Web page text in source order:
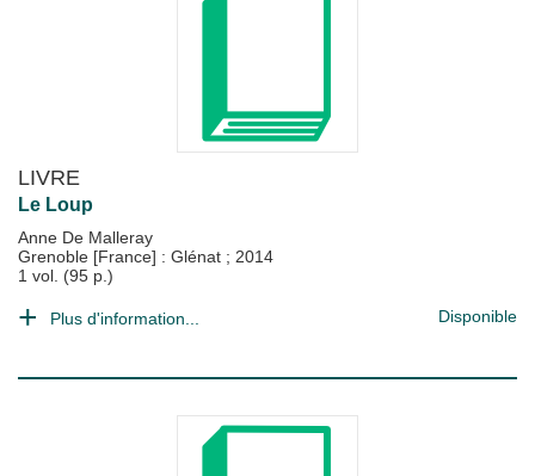
LIVRE
Le Loup
Anne De Malleray
Grenoble [France] : Glénat ; 2014
1 vol. (95 p.)
Plus d'information... Disponible